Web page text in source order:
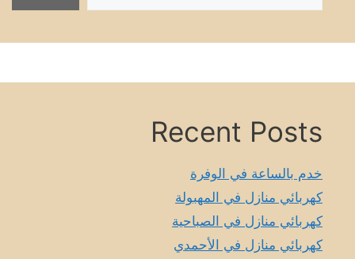
Recent Posts
خدم بالساعة في الوفرة
كهربائي منازل في المهبولة
كهربائي منازل في الصباحية
كهربائي منازل في الأحمدي